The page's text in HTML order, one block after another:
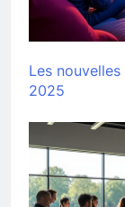
Les
2025